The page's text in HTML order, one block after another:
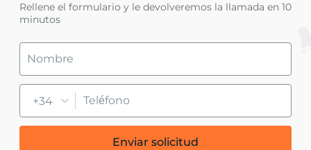
Rellene el formulario y le devolveremos la llamada en 10
minutos
+34
Enviar solicitud